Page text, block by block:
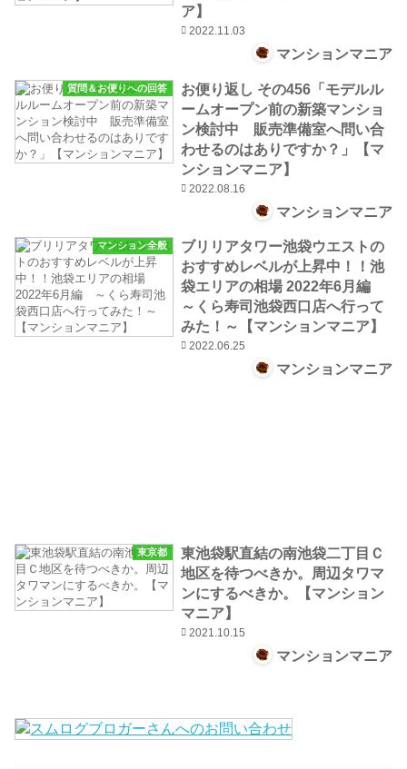
ア】
2022.11.03
マンションマニア
質問＆お便りへの回答
お便り返し その456「モデルル
ームオープン前の新築マンショ
ン検討中 販売準備室へ問い合
わせるのはありですか？」【マ
ンションマニア】
2022.08.16
マンションマニア
マンション全般
ブリリアタワー池袋ウエストの
おすすめレベルが上昇中！！池
袋エリアの相場 2022年6月編
～くら寿司池袋西口店へ行って
みた！～【マンションマニア】
2022.06.25
マンションマニア
東京都
東池袋駅直結の南池袋二丁目Ｃ
地区を待つべきか。周辺タワマ
ンにするべきか。【マンション
マニア】
2021.10.15
マンションマニア